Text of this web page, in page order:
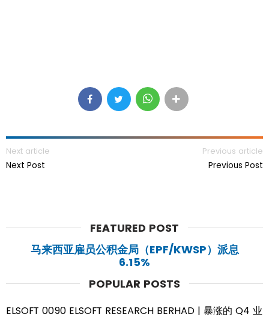
Next article
Next Post
Previous article
Previous Post
FEATURED POST
马来西亚雇员公积金局（EPF/KWSP）派息
6.15%
POPULAR POSTS
ELSOFT 0090 ELSOFT RESEARCH BERHAD | 暴涨的 Q4 业